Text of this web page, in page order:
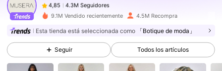
f***a pagóHace 1 día
4,85 4.3M Seguidores
4,85 4.3M Seguidores
9.1M Vendido recientemente 4.5M Recompra
Esta tienda está seleccionada como 「Botique de moda」
Seguir Todos los artículos